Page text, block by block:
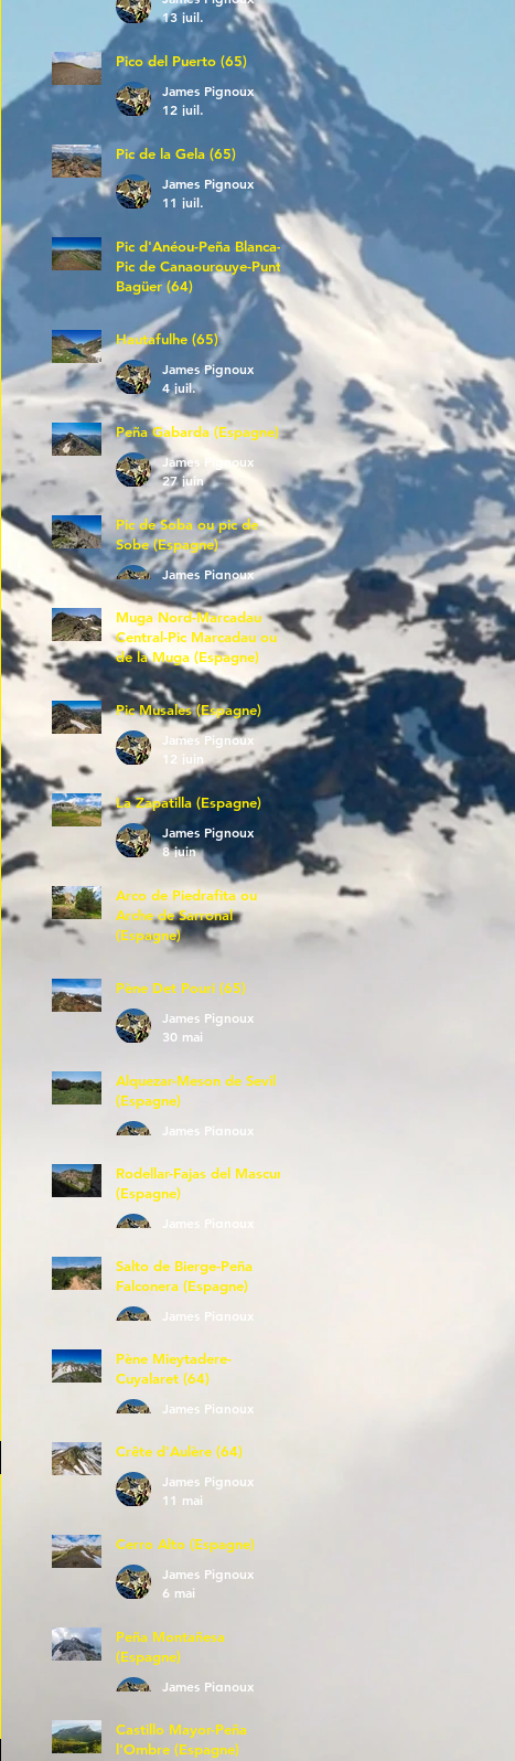
13 juil.
Pico del Puerto (65)
James Pignoux
12 juil.
Pic de la Gela (65)
James Pignoux
11 juil.
Pic d'Anéou-Peña Blanca-
Pic de Canaourouye-Punta
Bagüer (64)
James Pignoux
5 juil.
Hautafulhe (65)
James Pignoux
4 juil.
Peña Gabarda (Espagne)
James Pignoux
27 juin
Pic de Soba ou pic de
Sobe (Espagne)
James Pignoux
25 juin
Muga Nord-Marcadau
Central-Pic Marcadau ou
de la Muga (Espagne)
James Pignoux
21 juin
Pic Musales (Espagne)
James Pignoux
12 juin
La Zapatilla (Espagne)
James Pignoux
8 juin
Arco de Piedrafita ou
Arche de Sarronal
(Espagne)
7 juin
Pène Det Pouri (65)
James Pignoux
30 mai
Alquezar-Meson de Sevil
(Espagne)
James Pignoux
Rodellar-Fajas del Mascun
(Espagne)
James Pignoux
Salto de Bierge-Peña
Falconera (Espagne)
James Pignoux
Pène Mieytadere-
Cuyalaret (64)
James Pignoux
Crête d'Aulère (64)
James Pignoux
11 mai
Cerro Alto (Espagne)
James Pignoux
6 mai
Peña Montañesa
(Espagne)
James Pignoux
Castillo Mayor-Peña
l'Ombre (Espagne)